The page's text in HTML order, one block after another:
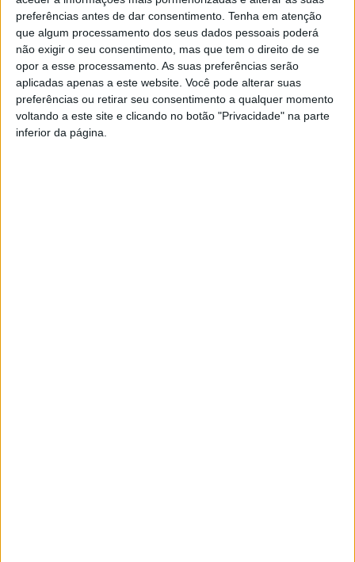
preferências antes de dar consentimento. Tenha em atenção
que algum processamento dos seus dados pessoais poderá
não exigir o seu consentimento, mas que tem o direito de se
opor a esse processamento. As suas preferências serão
aplicadas apenas a este website. Você pode alterar suas
preferências ou retirar seu consentimento a qualquer momento
voltando a este site e clicando no botão "Privacidade" na parte
inferior da página.
TAGS Académico de Viseu Futebol Liga 2